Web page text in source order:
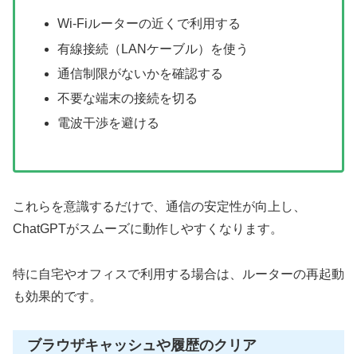
Wi-Fiルーターの近くで利用する
有線接続（LANケーブル）を使う
通信制限がないかを確認する
不要な端末の接続を切る
電波干渉を避ける
これらを意識するだけで、通信の安定性が向上し、
ChatGPTがスムーズに動作しやすくなります。
特に自宅やオフィスで利用する場合は、ルーターの再起動
も効果的です。
ブラウザキャッシュや履歴のクリア